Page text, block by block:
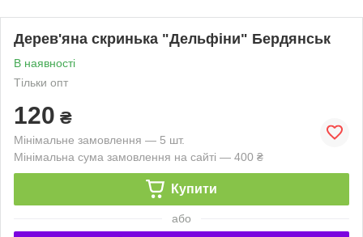
Дерев'яна скринька "Дельфіни" Бердянськ
В наявності
Тільки опт
120 ₴
Мінімальне замовлення — 5 шт.
Мінімальна сума замовлення на сайті — 400 ₴
Купити
або